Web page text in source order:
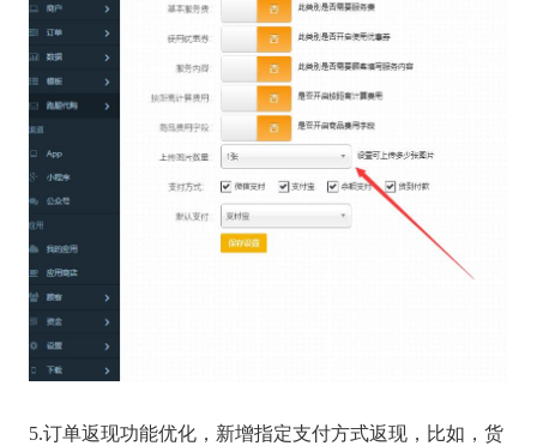
5.订单返现功能优化，新增指定支付方式返现，比如，货